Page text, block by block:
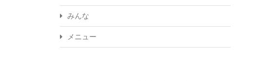
みんな
メニュー